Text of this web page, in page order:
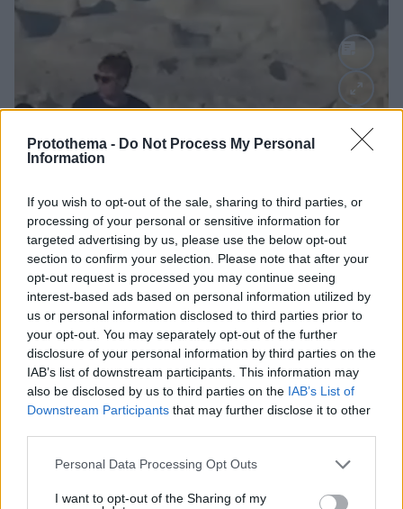
Protothema - Do Not Process My Personal
Information
If you wish to opt-out of the sale, sharing to third parties, or
processing of your personal or sensitive information for
targeted advertising by us, please use the below opt-out
section to confirm your selection. Please note that after your
opt-out request is processed you may continue seeing
interest-based ads based on personal information utilized by
us or personal information disclosed to third parties prior to
your opt-out. You may separately opt-out of the further
disclosure of your personal information by third parties on the
IAB’s list of downstream participants. This information may
also be disclosed by us to third parties on the IAB’s List of
Downstream Participants that may further disclose it to other
Please note that this website/app uses one or more Google
not limited to your visit or usage behaviour. You may click to
Personal Data Processing Opt Outs
I want to opt-out of the Sharing of my
Η Πολιτική Αεροπορία διαπίστωσε κενό στον νόμο
όταν ένας... απίθανος τύπος προσγείωσε το
ελικόπτερό του στο Σαρακήνικο με εκατοντάδες
λουόμενους - Παρέμβαση Εισαγγελέα